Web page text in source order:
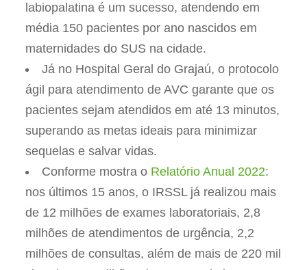
labiopalatina é um sucesso, atendendo em
média 150 pacientes por ano nascidos em
maternidades do SUS na cidade.
Já no Hospital Geral do Grajaú, o protocolo
ágil para atendimento de AVC garante que os
pacientes sejam atendidos em até 13 minutos,
superando as metas ideais para minimizar
sequelas e salvar vidas.
Conforme mostra o Relatório Anual 2022:
nos últimos 15 anos, o IRSSL já realizou mais
de 12 milhões de exames laboratoriais, 2,8
milhões de atendimentos de urgência, 2,2
milhões de consultas, além de mais de 220 mil